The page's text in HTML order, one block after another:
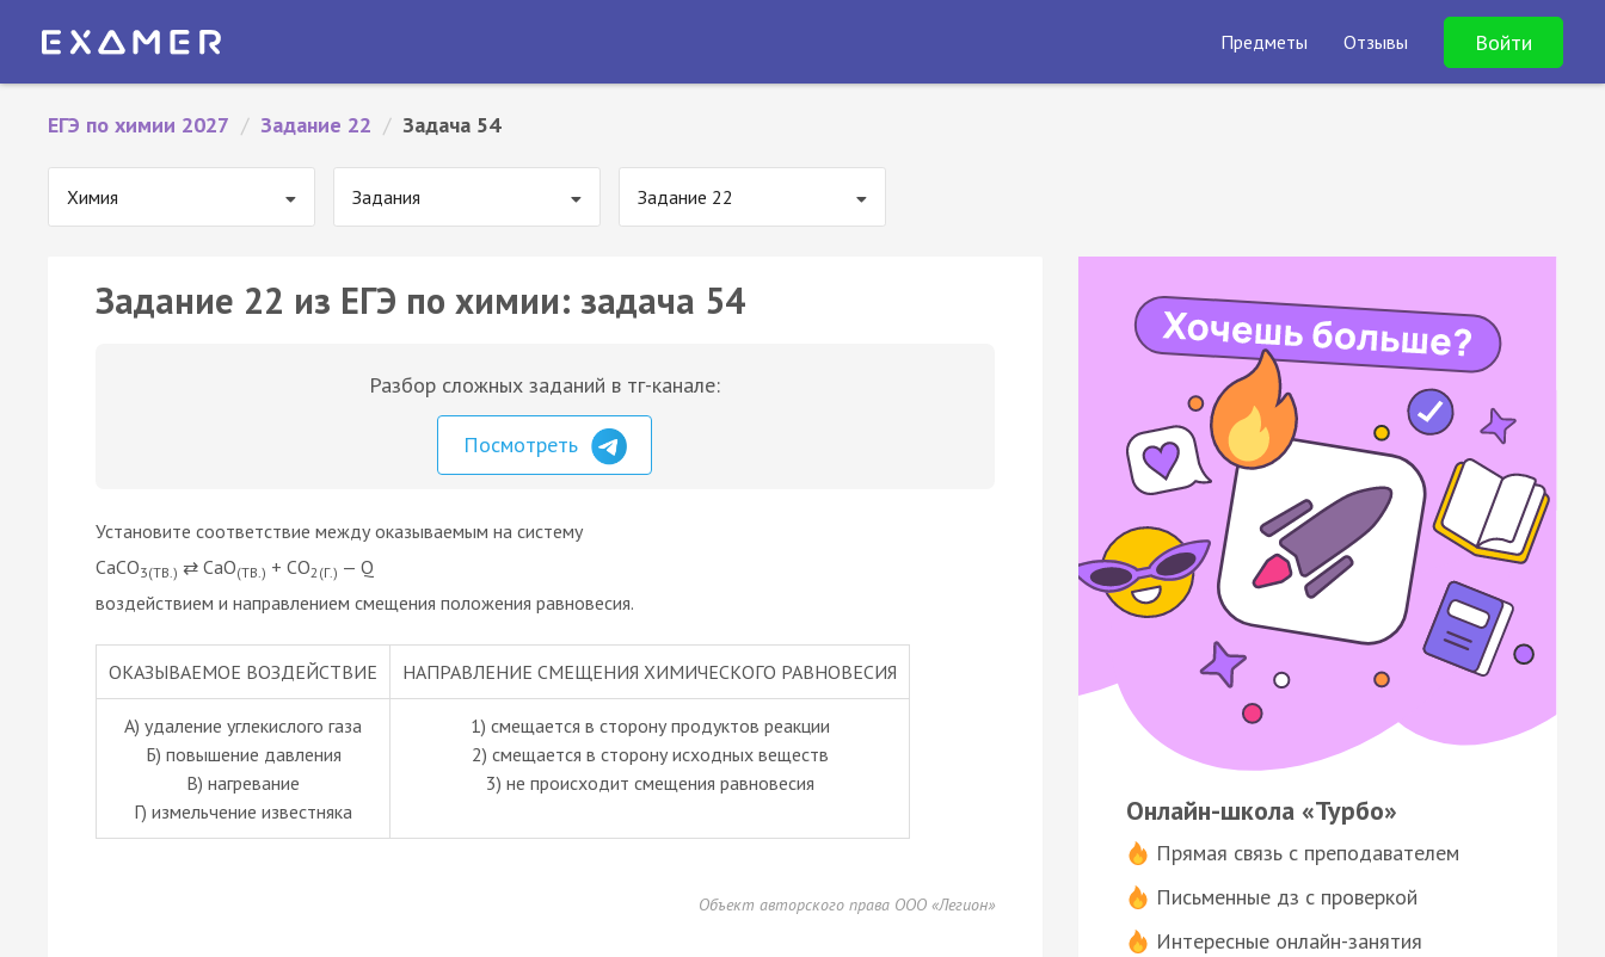
Предметы Отзывы Войти
ЕГЭ по химии 2027 / Задание 22 / Задача 54
Химия Задания Задание 22
Задание 22 из ЕГЭ по химии: задача 54
Разбор сложных заданий в тг-канале:
Посмотреть
Установите соответствие между оказываемым на систему
CaCO3(ТВ.) ⇄ CaO(ТВ.) + CO2(Г.) — Q
воздействием и направлением смещения положения равновесия.
ОКАЗЫВАЕМОЕ ВОЗДЕЙСТВИЕ НАПРАВЛЕНИЕ СМЕЩЕНИЯ ХИМИЧЕСКОГО РАВНОВЕСИЯ
А) удаление углекислого газа
Б) повышение давления
В) нагревание
Г) измельчение известняка
1) смещается в сторону продуктов реакции
2) смещается в сторону исходных веществ
3) не происходит смещения равновесия
Объект авторского права ООО «Легион»
Онлайн-школа «Турбо»
Прямая связь с преподавателем
Письменные дз с проверкой
Интересные онлайн-занятия